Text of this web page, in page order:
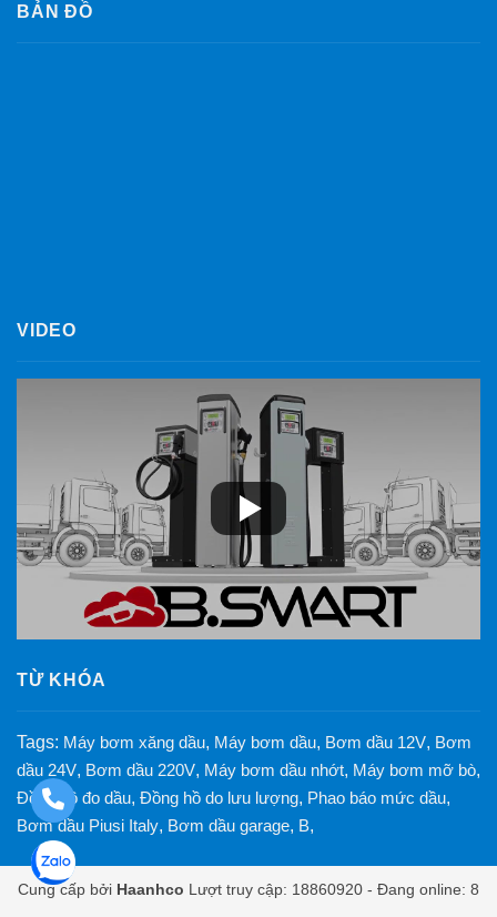
BẢN ĐỒ
VIDEO
TỪ KHÓA
Tags: Máy bơm xăng dầu, Máy bơm dầu, Bơm dầu 12V, Bơm
dầu 24V, Bơm dầu 220V, Máy bơm dầu nhớt, Máy bơm mỡ bò,
Đồng hồ đo dầu, Đồng hồ do lưu lượng, Phao báo mức dầu,
Bơm dầu Piusi Italy, Bơm dầu garage, B,
Cung cấp bởi Haanhco Lượt truy cập: 18860920 - Đang online: 8